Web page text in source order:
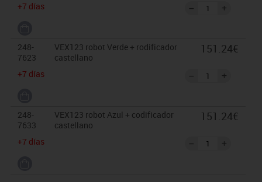
+7 días
248-
7623
VEX123 robot Verde + rodificador
castellano
+7 días
151.24€
248-
7633
VEX123 robot Azul + codificador
castellano
+7 días
151.24€